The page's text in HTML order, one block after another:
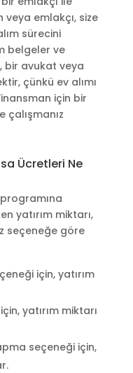
veya emlakçı, size
sürecini
belgeler ve
bir avukat veya
çünkü ev alımı
için bir
çalışmanız
Ücretleri Ne
yatırım miktarı,
seçeneğe göre
için, yatırım
yatırım miktarı
seçeneği için,